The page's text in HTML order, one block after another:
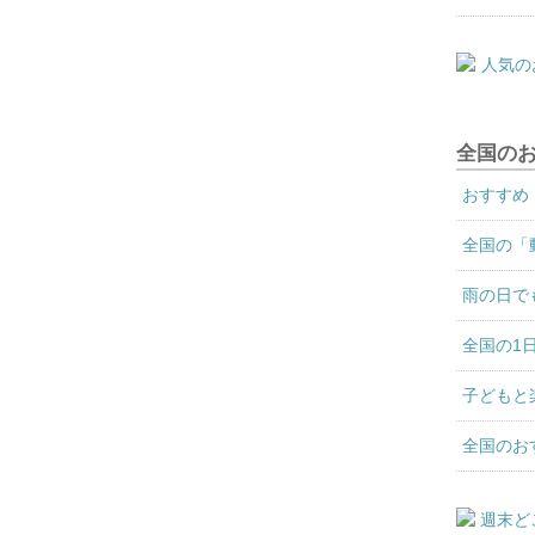
全国の
おすすめ
全国の「
雨の日で
全国の1
子どもと
全国のお